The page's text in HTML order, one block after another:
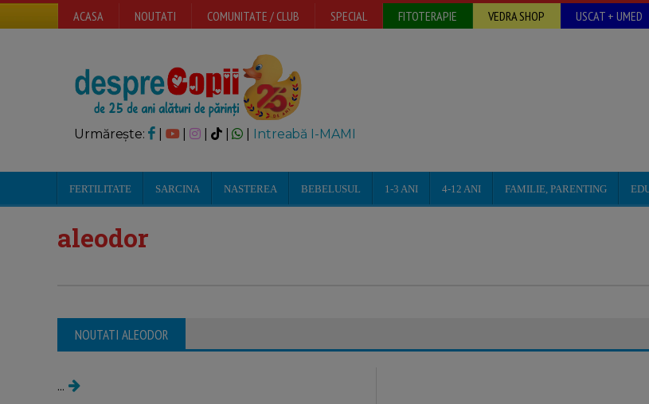
ACASA NOUTATI COMUNITATE / CLUB SPECIAL FITOTERAPIE VEDRA SHOP USCAT + UMED
Urmărește: | | Intreabă I-MAMI
FERTILITATE SARCINA NASTEREA BEBELUSUL 1-3 ANI 4-12 ANI FAMILIE, PARENTING
aleodor
NOUTATI ALEODOR
Aleodor Imparat
...